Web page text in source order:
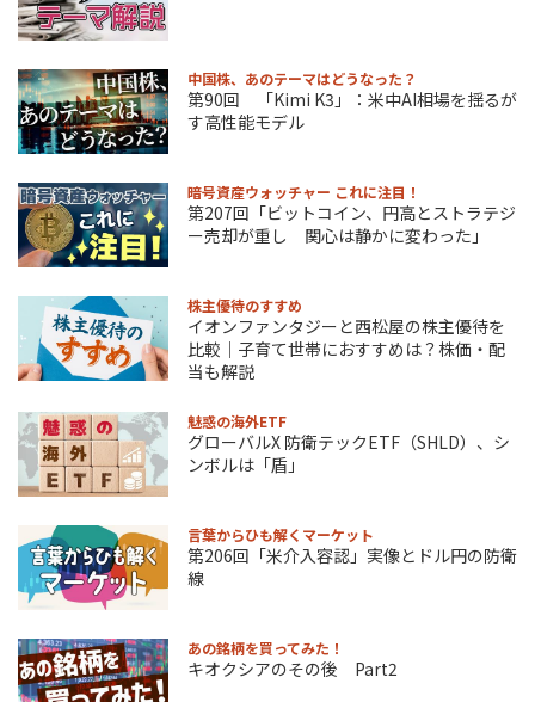
中国株、あのテーマはどうなった？
第90回 「Kimi K3」：米中AI相場を揺るが
す高性能モデル
暗号資産ウォッチャー これに注目！
第207回「ビットコイン、円高とストラテジ
ー売却が重し 関心は静かに変わった」
株主優待のすすめ
イオンファンタジーと西松屋の株主優待を
比較｜子育て世帯におすすめは？株価・配
当も解説
魅惑の海外ETF
グローバルX 防衛テックETF（SHLD）、シ
ンボルは「盾」
言葉からひも解くマーケット
第206回「米介入容認」実像とドル円の防衛
線
あの銘柄を買ってみた！
キオクシアのその後 Part2